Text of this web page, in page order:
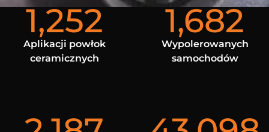
1,252
Aplikacji powłok
ceramicznych
1,682
Wypolerowanych
samochodów